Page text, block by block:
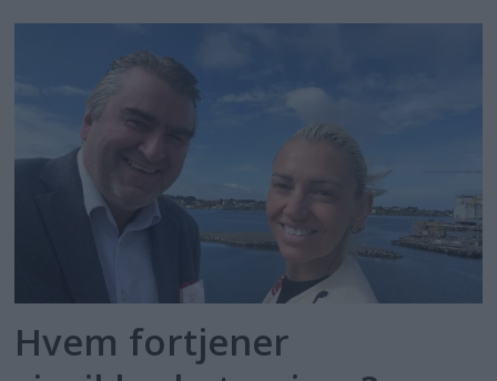
Hvem fortjener